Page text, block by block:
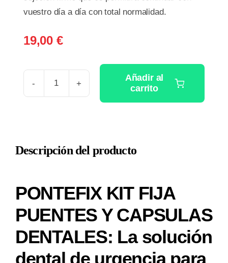
vuestro día a día con total normalidad.
19,00 €
FIJA
CAPSULAS
DENTALES
cantidad
Añadir al
carrito
Descripción del producto
PONTEFIX KIT FIJA
PUENTES Y CAPSULAS
DENTALES: La solución
dental de urgencia para